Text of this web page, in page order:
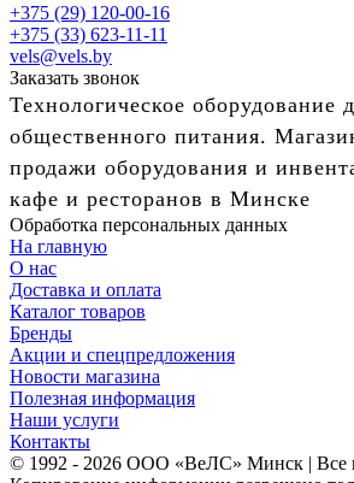
+375 (29) 120-00-16
+375 (33) 623-11-11
vels@vels.by
Заказать звонок
Технологическое оборудование
общественного питания.
продажи оборудования и
кафе и ресторанов в Минске
Обработка персональных данных
На главную
О нас
Доставка и оплата
Каталог товаров
Бренды
Акции и спецпредложения
Новости магазина
Полезная информация
Наши услуги
Контакты
© 1992 - 2026 ООО «ВеЛС» Минск | Все